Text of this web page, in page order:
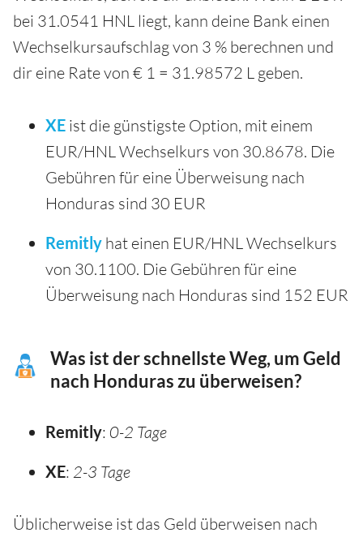
bei 31.0541 HNL liegt, kann deine Bank einen
Wechselkursaufschlag von 3 % berechnen und
dir eine Rate von € 1 = 31.98572 L geben.
XE ist die günstigste Option, mit einem
EUR/HNL Wechselkurs von 30.8678. Die
Gebühren für eine Überweisung nach
Honduras sind 30 EUR
Remitly hat einen EUR/HNL Wechselkurs
von 30.1100. Die Gebühren für eine
Überweisung nach Honduras sind 152 EUR
Was ist der schnellste Weg, um Geld
nach Honduras zu überweisen?
Remitly: 0-2 Tage
XE: 2-3 Tage
Üblicherweise ist das Geld überweisen nach